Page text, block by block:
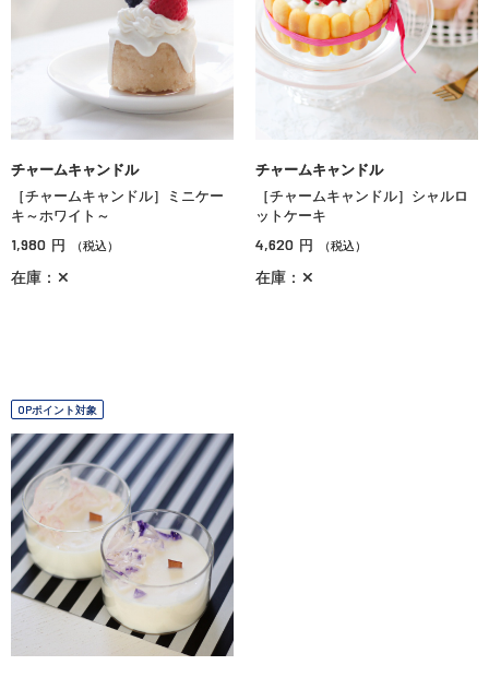
チャームキャンドル
［チャームキャンドル］ミニケー
キ～ホワイト～
1,980 円 （税込）
在庫：✕
チャームキャンドル
［チャームキャンドル］シャルロ
ットケーキ
4,620 円 （税込）
在庫：✕
OPポイント対象